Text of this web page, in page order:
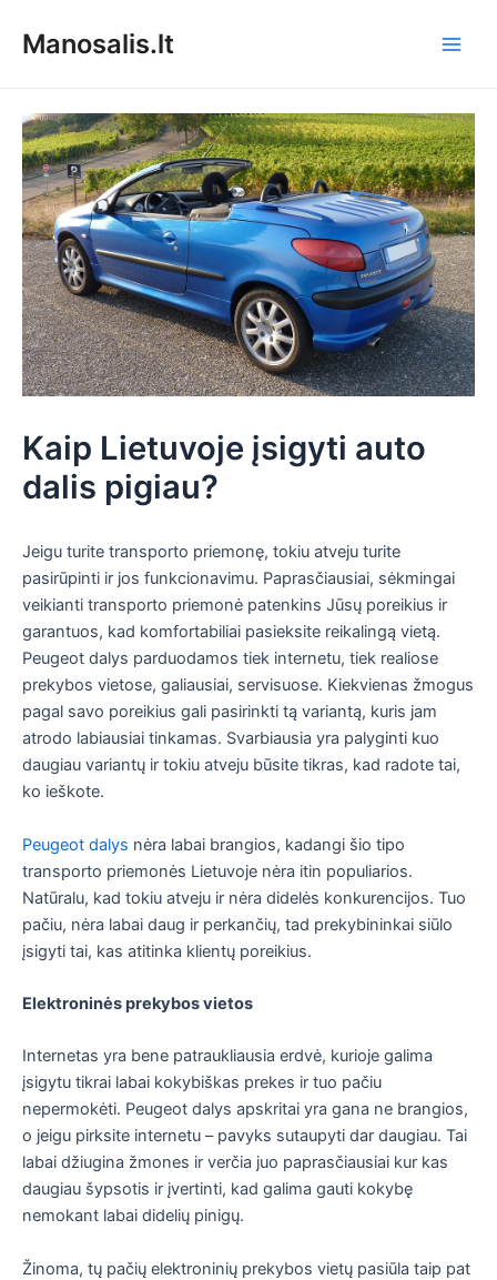
prieManosalis.lt
Kaip Lietuvoje įsigyti auto
dalis pigiau?
Jeigu turite transporto priemonę, tokiu atveju turite
pasirūpinti ir jos funkcionavimu. Paprasčiausiai, sėkmingai
veikianti transporto priemonė patenkins Jūsų poreikius ir
garantuos, kad komfortabiliai pasieksite reikalingą vietą.
Peugeot dalys parduodamos tiek internetu, tiek realiose
prekybos vietose, galiausiai, servisuose. Kiekvienas žmogus
pagal savo poreikius gali pasirinkti tą variantą, kuris jam
atrodo labiausiai tinkamas. Svarbiausia yra palyginti kuo
daugiau variantų ir tokiu atveju būsite tikras, kad radote tai,
ko ieškote.
Peugeot dalys nėra labai brangios, kadangi šio tipo
transporto priemonės Lietuvoje nėra itin populiarios.
Natūralu, kad tokiu atveju ir nėra didelės konkurencijos. Tuo
pačiu, nėra labai daug ir perkančių, tad prekybininkai siūlo
įsigyti tai, kas atitinka klientų poreikius.
Elektroninės prekybos vietos
Internetas yra bene patraukliausia erdvė, kurioje galima
įsigytu tikrai labai kokybiškas prekes ir tuo pačiu
nepermokėti. Peugeot dalys apskritai yra gana ne brangios,
o jeigu pirksite internetu – pavyks sutaupyti dar daugiau. Tai
labai džiugina žmones ir verčia juo paprasčiausiai kur kas
daugiau šypsotis ir įvertinti, kad galima gauti kokybę
nemokant labai didelių pinigų.
Žinoma, tų pačių elektroninių prekybos vietų pasiūla taip pat